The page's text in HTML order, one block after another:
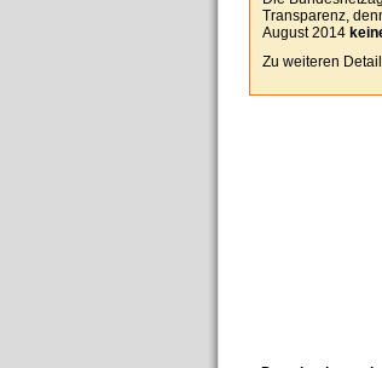
Transparenz,
August 2014
Zu weiteren